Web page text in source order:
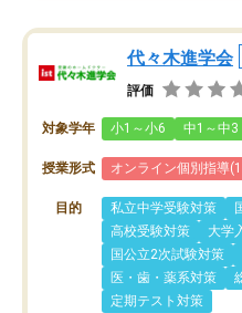
代々木進学会
評価
対象学年 小1～小6 中1～中3
授業形式 オンライン個別指導
目的 私立中学受験対策
高校受験対策
大学
国公立2次試験対策
医・歯・薬系対策
定期テスト対策